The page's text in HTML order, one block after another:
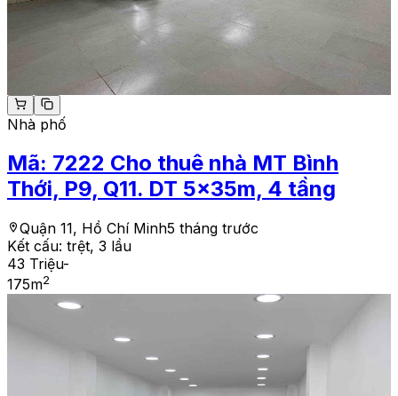
Nhà phố
Mã: 7222 Cho thuê nhà MT Bình
Thới, P9, Q11. DT 5x35m, 4 tầng
Quận 11, Hồ Chí Minh5 tháng trước
Kết cấu: trệt, 3 lầu
43 Triệu-
175m2